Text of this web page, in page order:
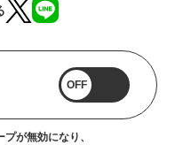
OFF
が無効になり、